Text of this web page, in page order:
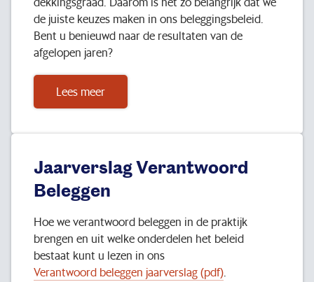
de juiste keuzes maken in ons beleggingsbeleid.
Bent u benieuwd naar de resultaten van de
afgelopen jaren?
Lees meer
Jaarverslag Verantwoord
Beleggen
Hoe we verantwoord beleggen in de praktijk
brengen en uit welke onderdelen het beleid
bestaat kunt u lezen in ons
Verantwoord beleggen jaarverslag (pdf)